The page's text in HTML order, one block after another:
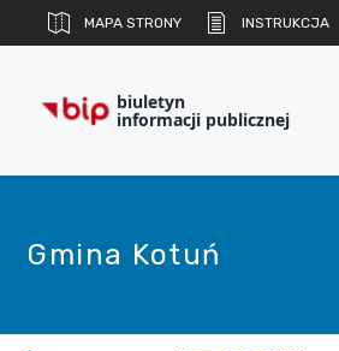
MAPA STRONY INSTRUKCJA
biuletyn
informacji publicznej
Gmina Kotuń